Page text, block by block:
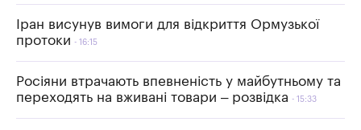
Іран висунув вимоги для відкриття Ормузької
протоки
16:15
Росіяни втрачають впевненість у майбутньому та
переходять на вживані товари – розвідка
15:33